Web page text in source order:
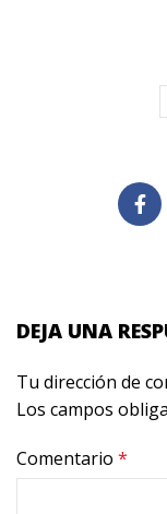
DEJA UNA
Tu dirección de
Los campos
Comentario *